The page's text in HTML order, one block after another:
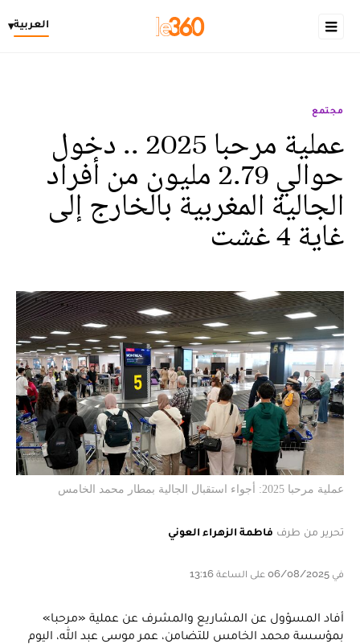
العربية▾
مجتمع
عملية مرحبا 2025 .. دخول
حوالي 2.79 مليون من أفراد
الجالية المغربية بالخارج إلى
غاية 4 غشت
عملية مرحبا 2025: أجواء استقبال الجالية بمطار محمد الخامس
تحرير من طرف فاطمة الزهراء العوني
في 06/08/2025 على الساعة 13:16
أفاد المسؤول عن المشاريع والمشرف عن عملية «مرحبا»
بمؤسسة محمد الخامس للتضامن، عمر موسى عبد الله، اليوم